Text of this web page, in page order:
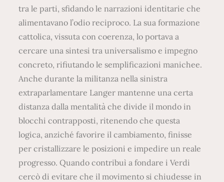
tra le parti, sfidando le narrazioni identitarie che
alimentavano l’odio reciproco. La sua formazione
cattolica, vissuta con coerenza, lo portava a
cercare una sintesi tra universalismo e impegno
concreto, rifiutando le semplificazioni manichee.
Anche durante la militanza nella sinistra
extraparlamentare Langer mantenne una certa
distanza dalla mentalità che divide il mondo in
blocchi contrapposti, ritenendo che questa
logica, anziché favorire il cambiamento, finisse
per cristallizzare le posizioni e impedire un reale
progresso. Quando contribuì a fondare i Verdi
cercò di evitare che il movimento si chiudesse in